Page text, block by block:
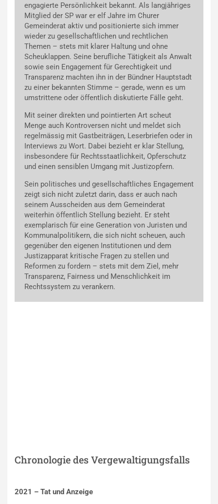
engagierte Persönlichkeit bekannt. Als langjähriges
Mitglied der SP war er elf Jahre im Churer
Gemeinderat aktiv und positionierte sich immer
wieder zu gesellschaftlichen und rechtlichen
Themen – stets mit klarer Haltung und ohne
Scheuklappen. Seine berufliche Tätigkeit als Anwalt
sowie sein Engagement für Gerechtigkeit und
Transparenz machten ihn in der Bündner Hauptstadt
zu einer bekannten Stimme – gerade, wenn es um
umstrittene oder öffentlich diskutierte Fälle geht.
Mit seiner direkten und pointierten Art scheut
Menge auch Kontroversen nicht und meldet sich
regelmässig mit Gastbeiträgen, Leserbriefen oder in
Interviews zu Wort. Dabei bezieht er klar Stellung,
insbesondere für Rechtsstaatlichkeit, Opferschutz
und einen sensiblen Umgang mit Justizopfern.
Sein politisches und gesellschaftliches Engagement
zeigt sich nicht zuletzt darin, dass er auch nach
seinem Ausscheiden aus dem Gemeinderat
weiterhin öffentlich Stellung bezieht. Er steht
exemplarisch für eine Generation von Juristen und
Kommunalpolitikern, die sich nicht scheuen, auch
gegenüber den eigenen Institutionen und dem
Justizapparat kritische Fragen zu stellen und
Reformen zu fordern – stets mit dem Ziel, mehr
Transparenz, Fairness und Menschlichkeit im
Rechtssystem zu verankern.
Chronologie des Vergewaltigungsfalls
2021 – Tat und Anzeige